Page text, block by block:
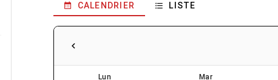
CALENDRIER LISTE
Lun Mar